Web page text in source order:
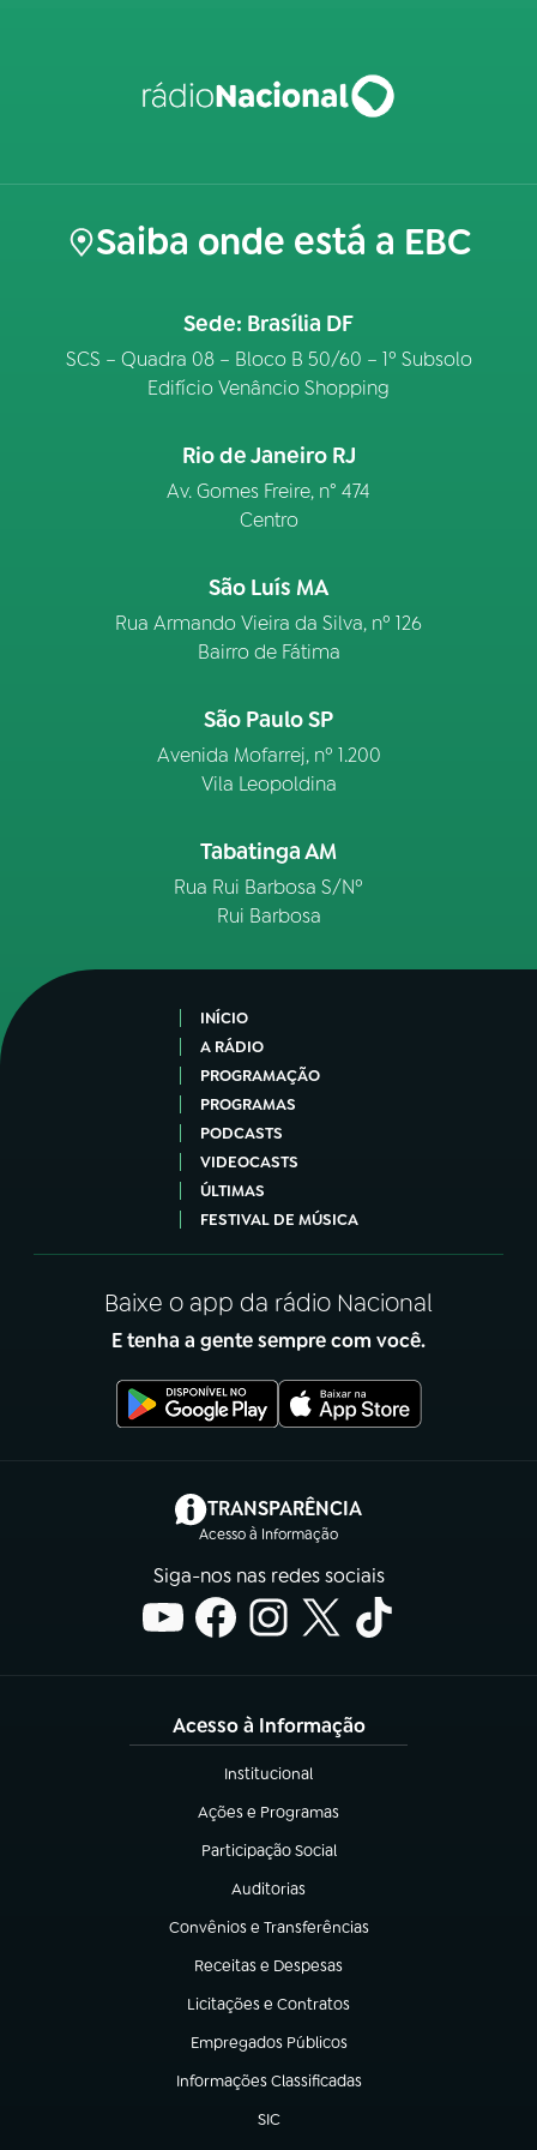
Saiba onde está a EBC
Sede: Brasília DF
SCS – Quadra 08 – Bloco B 50/60 – 1º Subsolo
Edifício Venâncio Shopping
Rio de Janeiro RJ
Av. Gomes Freire, n° 474
Centro
São Luís MA
Rua Armando Vieira da Silva, nº 126
Bairro de Fátima
São Paulo SP
Avenida Mofarrej, nº 1.200
Vila Leopoldina
Tabatinga AM
Rua Rui Barbosa S/Nº
Rui Barbosa
INÍCIO
A RÁDIO
PROGRAMAÇÃO
PROGRAMAS
PODCASTS
VIDEOCASTS
ÚLTIMAS
FESTIVAL DE MÚSICA
Baixe o app da rádio Nacional
E tenha a gente sempre com você.
TRANSPARÊNCIA
Acesso à Informação
(abre em nova aba)
Siga-nos nas redes sociais
Acesso à Informação
Institucional
(abre em nova aba)
Ações e Programas
(abre em nova aba)
Participação Social
(abre em nova aba)
Auditorias
(abre em nova aba)
Convênios e Transferências
(abre em nova aba)
Receitas e Despesas
(abre em nova aba)
Licitações e Contratos
(abre em nova aba)
Empregados Públicos
(abre em nova aba)
Informações Classificadas
(abre em nova aba)
SIC
(abre em nova aba)